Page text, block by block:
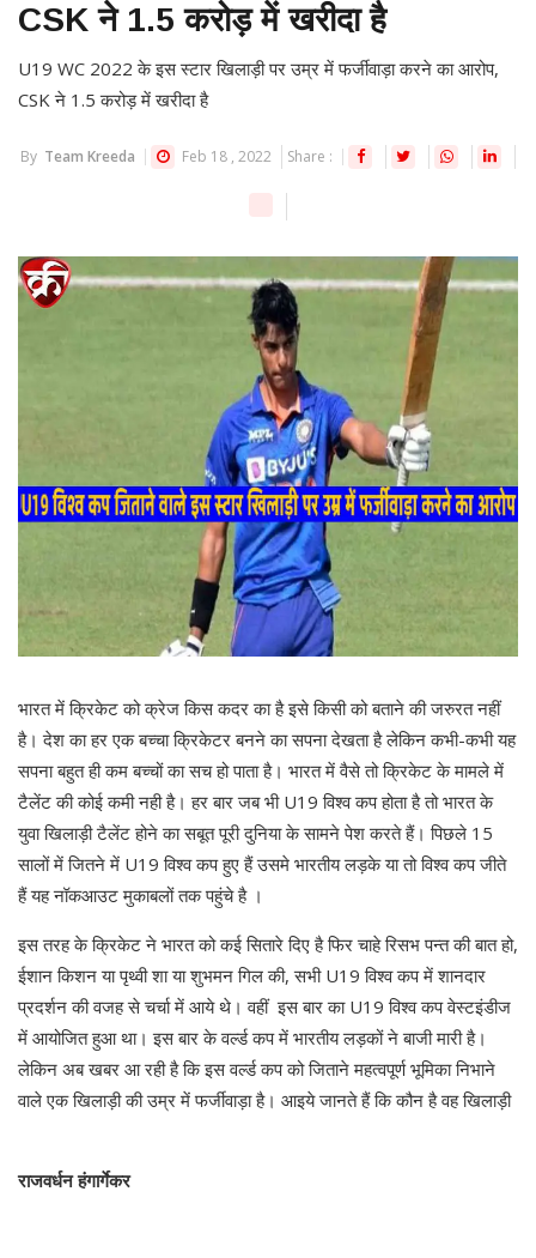
CSK ने 1.5 करोड़ में खरीदा है
U19 WC 2022 के इस स्टार खिलाड़ी पर उम्र में फर्जीवाड़ा करने का आरोप,
CSK ने 1.5 करोड़ में खरीदा है
By Team Kreeda Feb 18 , 2022 Share :
भारत में क्रिकेट को क्रेज किस कदर का है इसे किसी को बताने की जरुरत नहीं
है। देश का हर एक बच्चा क्रिकेटर बनने का सपना देखता है लेकिन कभी-कभी यह
सपना बहुत ही कम बच्चों का सच हो पाता है। भारत में वैसे तो क्रिकेट के मामले में
टैलेंट की कोई कमी नही है। हर बार जब भी U19 विश्व कप होता है तो भारत के
युवा खिलाड़ी टैलेंट होने का सबूत पूरी दुनिया के सामने पेश करते हैं। पिछले 15
सालों में जितने में U19 विश्व कप हुए हैं उसमे भारतीय लड़के या तो विश्व कप जीते
हैं यह नॉकआउट मुकाबलों तक पहुंचे है ।
इस तरह के क्रिकेट ने भारत को कई सितारे दिए है फिर चाहे रिसभ पन्त की बात हो,
ईशान किशन या पृथ्वी शा या शुभमन गिल की, सभी U19 विश्व कप में शानदार
प्रदर्शन की वजह से चर्चा में आये थे। वहीं इस बार का U19 विश्व कप वेस्टइंडीज
में आयोजित हुआ था। इस बार के वर्ल्ड कप में भारतीय लड़कों ने बाजी मारी है।
लेकिन अब खबर आ रही है कि इस वर्ल्ड कप को जिताने महत्वपूर्ण भूमिका निभाने
वाले एक खिलाड़ी की उम्र में फर्जीवाड़ा है। आइये जानते हैं कि कौन है वह खिलाड़ी
राजवर्धन हंगार्गेकर